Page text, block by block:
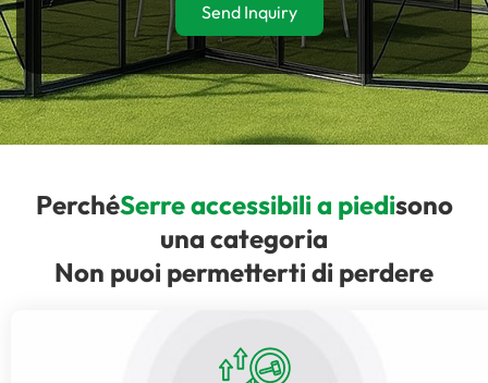
Send Inquiry
PerchéSerre accessibili a piedisono
una categoria
Non puoi permetterti di perdere